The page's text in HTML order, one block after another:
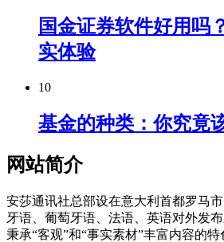
国金证券软件好用吗
实体验
10
基金的种类：你究竟
网站简介
安莎通讯社总部设在意大利首都罗马
牙语、葡萄牙语、法语、英语对外发
秉承“客观”和“事实素材”丰富内容的